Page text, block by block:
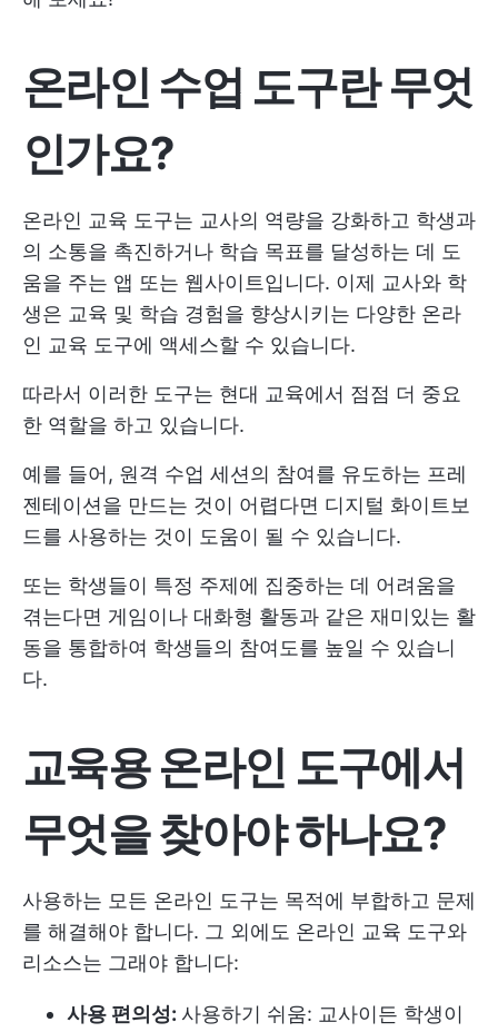
온라인 수업 도구란 무엇
인가요?
온라인 교육 도구는 교사의 역량을 강화하고 학생과
의 소통을 촉진하거나 학습 목표를 달성하는 데 도
움을 주는 앱 또는 웹사이트입니다. 이제 교사와 학
생은 교육 및 학습 경험을 향상시키는 다양한 온라
인 교육 도구에 액세스할 수 있습니다.
따라서 이러한 도구는 현대 교육에서 점점 더 중요
한 역할을 하고 있습니다.
예를 들어, 원격 수업 세션의 참여를 유도하는 프레
젠테이션을 만드는 것이 어렵다면 디지털 화이트보
드를 사용하는 것이 도움이 될 수 있습니다.
또는 학생들이 특정 주제에 집중하는 데 어려움을
겪는다면 게임이나 대화형 활동과 같은 재미있는 활
동을 통합하여 학생들의 참여도를 높일 수 있습니
다.
교육용 온라인 도구에서
무엇을 찾아야 하나요?
사용하는 모든 온라인 도구는 목적에 부합하고 문제
를 해결해야 합니다. 그 외에도 온라인 교육 도구와
리소스는 그래야 합니다:
사용 편의성: 사용하기 쉬움: 교사이든 학생이